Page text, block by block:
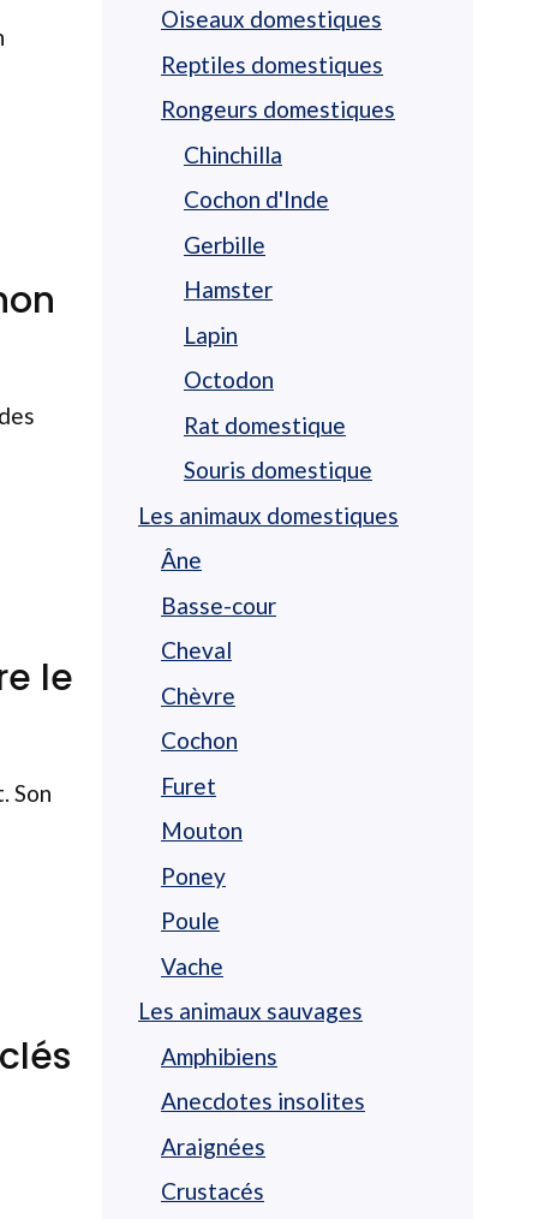
le
Son
Oiseaux domestiques
Reptiles domestiques
Rongeurs domestiques
Chinchilla
Cochon d'Inde
Gerbille
Hamster
Lapin
Octodon
Rat domestique
Souris domestique
Les animaux domestiques
Âne
Basse-cour
Cheval
Chèvre
Cochon
Furet
Mouton
Poney
Poule
Vache
Les animaux sauvages
Amphibiens
Anecdotes insolites
Araignées
Crustacés